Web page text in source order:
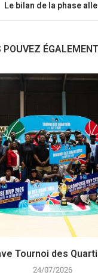
Le bilan de la phase
POUVEZ
Tournoi des
24/07/2026